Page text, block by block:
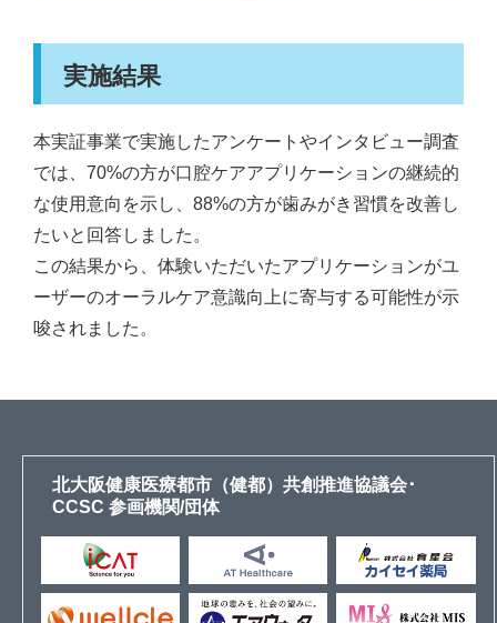
実施結果
本実証事業で実施したアンケートやインタビュー調査
では、70%の方が口腔ケアアプリケーションの継続的
な使用意向を示し、88%の方が歯みがき習慣を改善し
たいと回答しました。
この結果から、体験いただいたアプリケーションがユ
ーザーのオーラルケア意識向上に寄与する可能性が示
唆されました。
北大阪健康医療都市（健都）共創推進協議会･
CCSC 参画機関/団体